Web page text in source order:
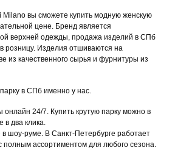
Milano вы сможете купить модную женскую
цене. Бренд является
верхней одежды, продажа изделий в СПб
розницу. Изделия отшиваются на
из качественного сырья и фурнитуры из
в СПб именно у нас.
онлайн 24/7. Купить крутую парку можно в
в два клика.
шоу-руме. В Санкт-Петербурге работает
полным ассортиментом для любого сезона.